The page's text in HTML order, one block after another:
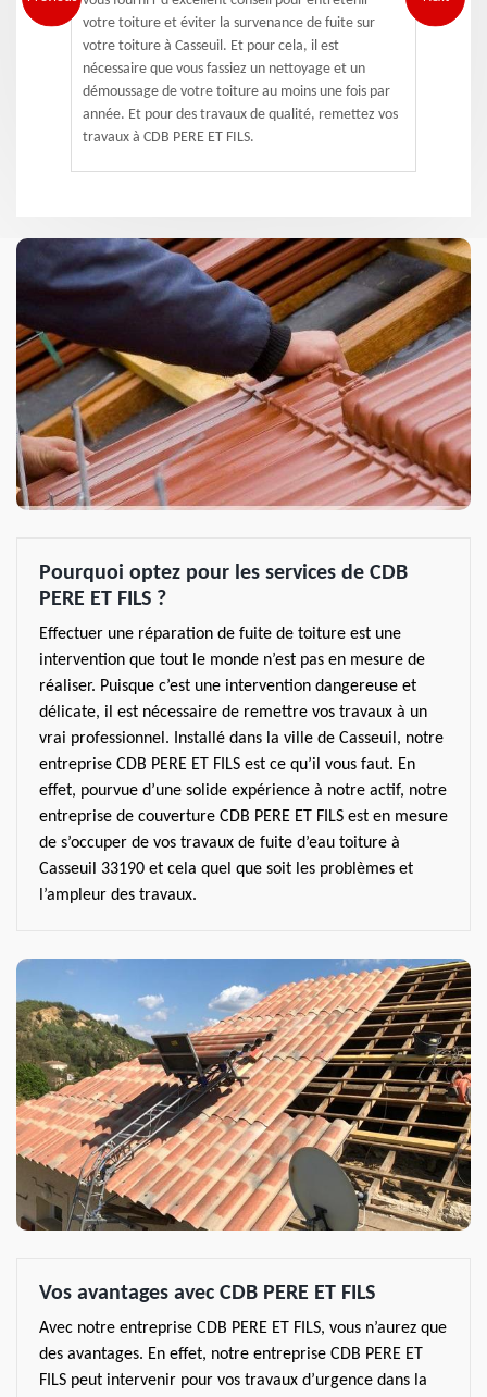
votre toiture et éviter la survenance de fuite sur
votre toiture à Casseuil. Et pour cela, il est
nécessaire que vous fassiez un nettoyage et un
démoussage de votre toiture au moins une fois par
année. Et pour des travaux de qualité, remettez vos
travaux à CDB PERE ET FILS.
Pourquoi optez pour les services de CDB
PERE ET FILS ?
Effectuer une réparation de fuite de toiture est une
intervention que tout le monde n’est pas en mesure de
réaliser. Puisque c’est une intervention dangereuse et
délicate, il est nécessaire de remettre vos travaux à un
vrai professionnel. Installé dans la ville de Casseuil, notre
entreprise CDB PERE ET FILS est ce qu’il vous faut. En
effet, pourvue d’une solide expérience à notre actif, notre
entreprise de couverture CDB PERE ET FILS est en mesure
de s’occuper de vos travaux de fuite d’eau toiture à
Casseuil 33190 et cela quel que soit les problèmes et
l’ampleur des travaux.
Vos avantages avec CDB PERE ET FILS
Avec notre entreprise CDB PERE ET FILS, vous n’aurez que
des avantages. En effet, notre entreprise CDB PERE ET
FILS peut intervenir pour vos travaux d’urgence dans la